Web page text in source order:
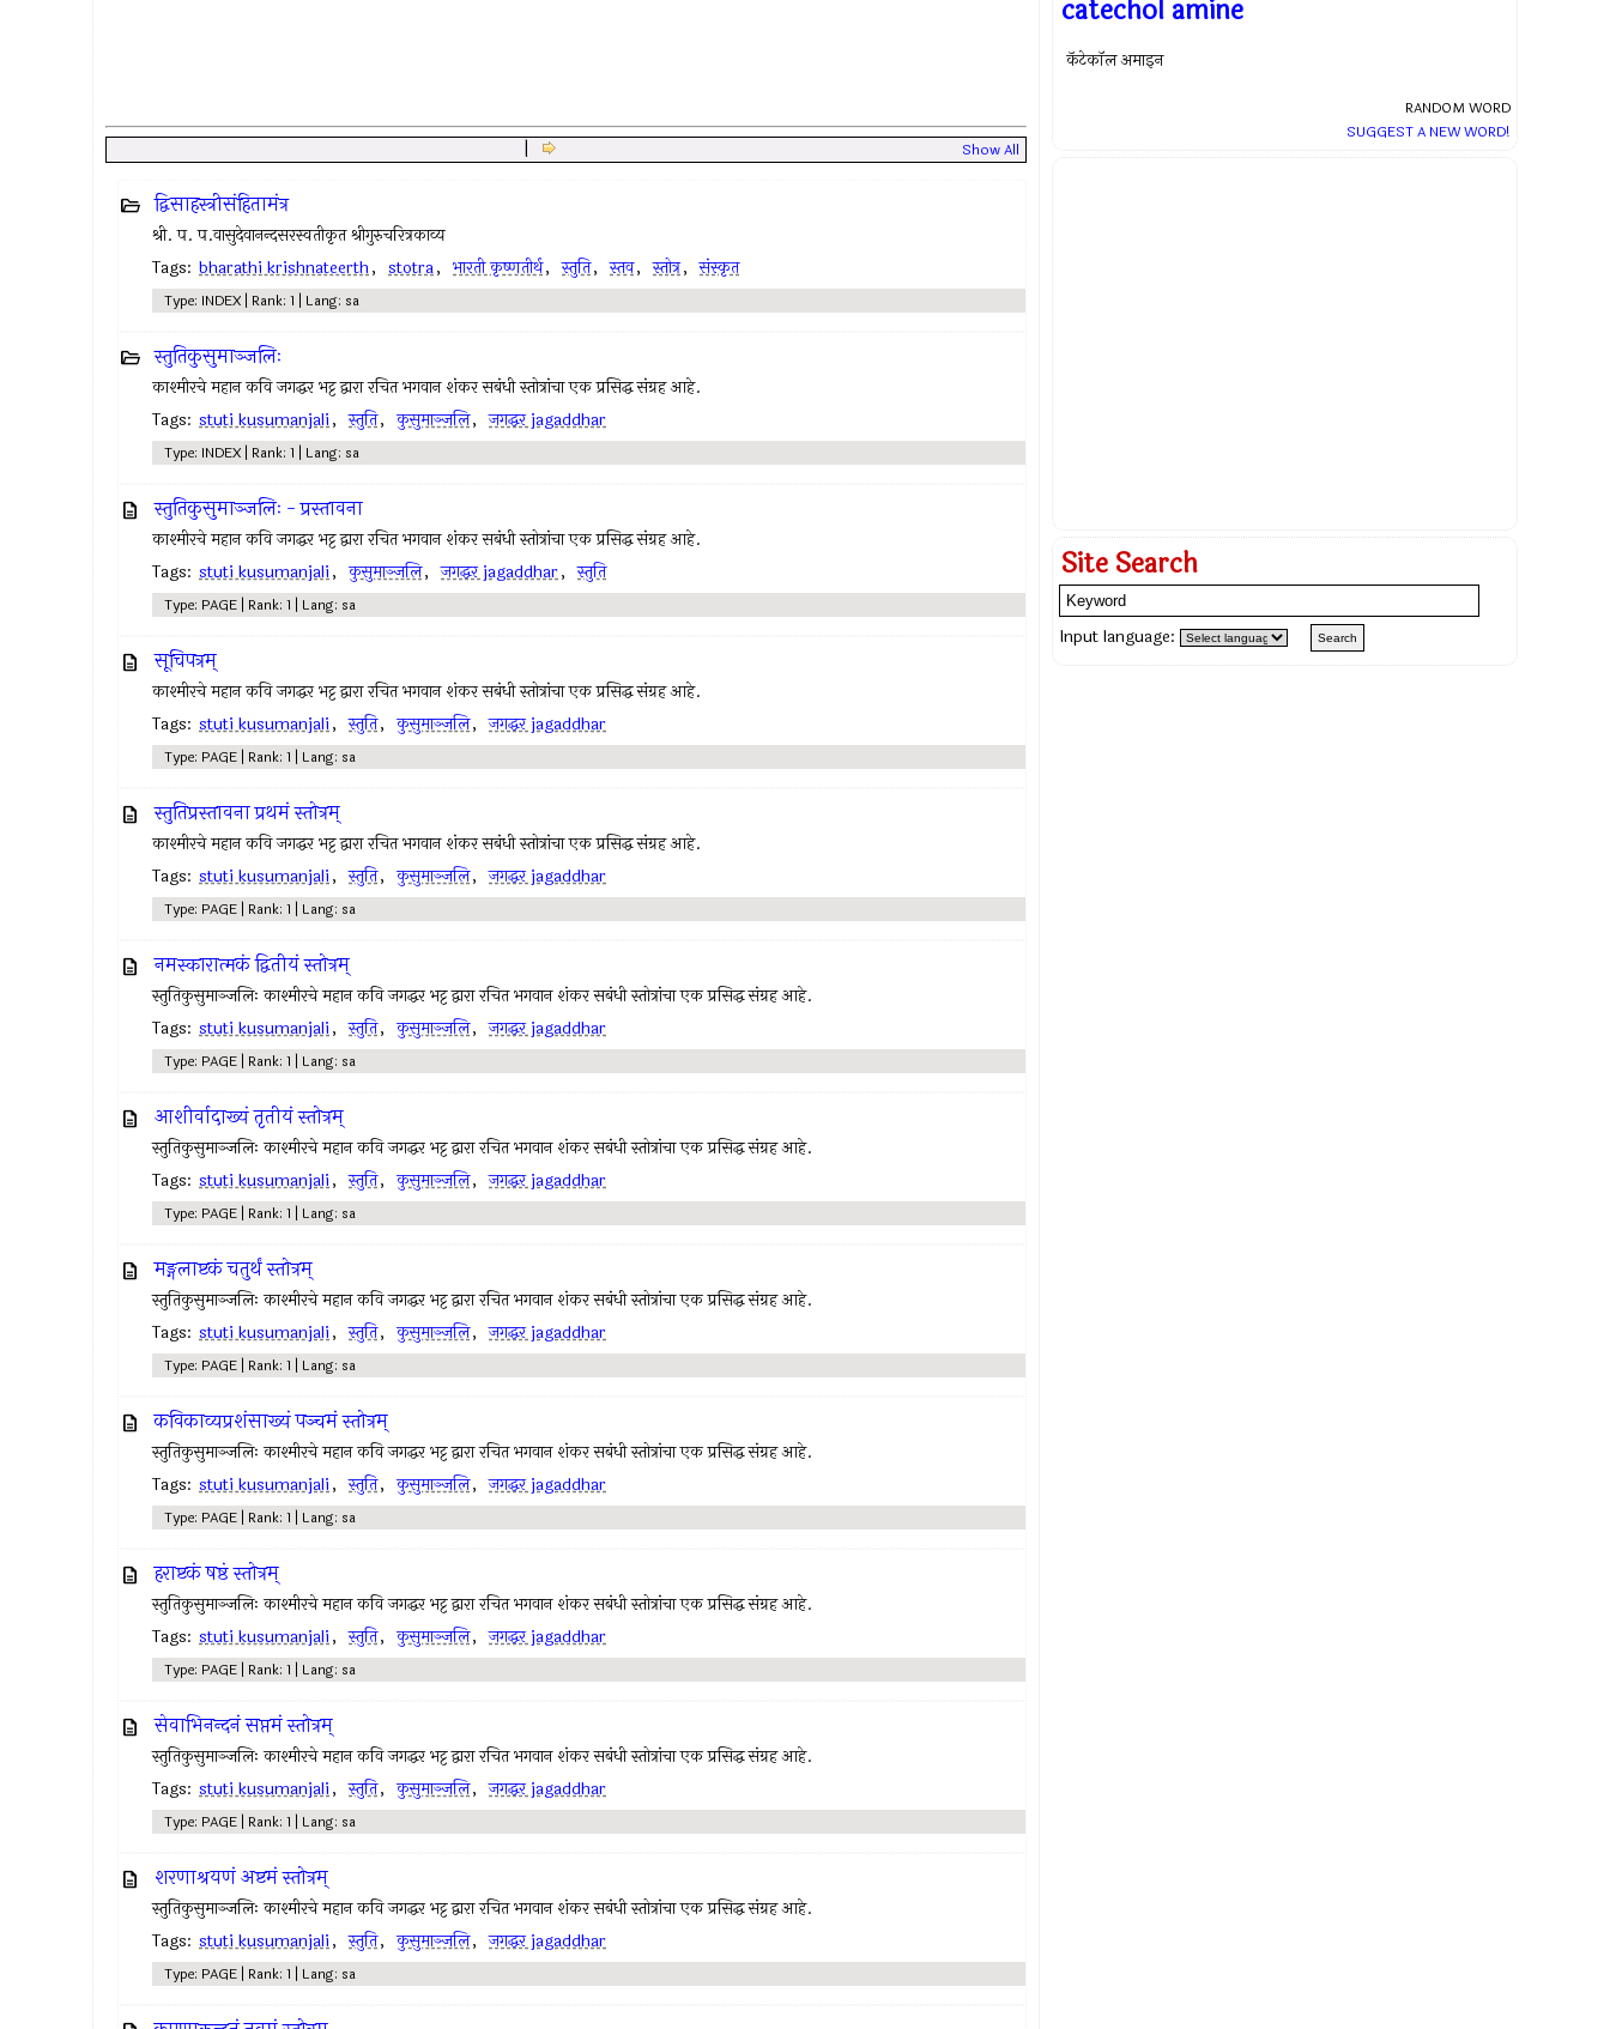
Show All
द्विसाहस्त्रीसंहितामंत्र
श्री. प. प.वासुदेवानन्दसरस्वतीकृत श्रीगुरुचरित्रकाव्य
Tags: bharathi krishnateerth, stotra, भारती कृष्णतीर्थ, स्तुति, स्तव, स्तोत्र, संस्कृत
Type: INDEX | Rank: 1 | Lang: sa
स्तुतिकुसुमाञ्जलिः
काश्मीरचे महान कवि जगद्धर भट्ट द्वारा रचित भगवान शंकर सबंधी स्तोत्रांचा एक प्रसिद्ध संग्रह आहे.
Tags: stuti kusumanjali, स्तुति, कुसुमाञ्जलि, जगद्धर jagaddhar
Type: INDEX | Rank: 1 | Lang: sa
स्तुतिकुसुमाञ्जलिः - प्रस्तावना
काश्मीरचे महान कवि जगद्धर भट्ट द्वारा रचित भगवान शंकर सबंधी स्तोत्रांचा एक प्रसिद्ध संग्रह आहे.
Tags: stuti kusumanjali, कुसुमाञ्जलि, जगद्धर jagaddhar, स्तुति
Type: PAGE | Rank: 1 | Lang: sa
सूचिपत्रम्
काश्मीरचे महान कवि जगद्धर भट्ट द्वारा रचित भगवान शंकर सबंधी स्तोत्रांचा एक प्रसिद्ध संग्रह आहे.
Tags: stuti kusumanjali, स्तुति, कुसुमाञ्जलि, जगद्धर jagaddhar
Type: PAGE | Rank: 1 | Lang: sa
स्तुतिप्रस्तावना प्रथमं स्तोत्रम्
काश्मीरचे महान कवि जगद्धर भट्ट द्वारा रचित भगवान शंकर सबंधी स्तोत्रांचा एक प्रसिद्ध संग्रह आहे.
Tags: stuti kusumanjali, स्तुति, कुसुमाञ्जलि, जगद्धर jagaddhar
Type: PAGE | Rank: 1 | Lang: sa
नमस्कारात्मकं द्वितीयं स्तोत्रम्
स्तुतिकुसुमाञ्जलिः काश्मीरचे महान कवि जगद्धर भट्ट द्वारा रचित भगवान शंकर सबंधी स्तोत्रांचा एक प्रसिद्ध संग्रह आहे.
Tags: stuti kusumanjali, स्तुति, कुसुमाञ्जलि, जगद्धर jagaddhar
Type: PAGE | Rank: 1 | Lang: sa
आशीर्वादाख्यं तृतीयं स्तोत्रम्
स्तुतिकुसुमाञ्जलिः काश्मीरचे महान कवि जगद्धर भट्ट द्वारा रचित भगवान शंकर सबंधी स्तोत्रांचा एक प्रसिद्ध संग्रह आहे.
Tags: stuti kusumanjali, स्तुति, कुसुमाञ्जलि, जगद्धर jagaddhar
Type: PAGE | Rank: 1 | Lang: sa
मङ्गलाष्टकं चतुर्थं स्तोत्रम्
स्तुतिकुसुमाञ्जलिः काश्मीरचे महान कवि जगद्धर भट्ट द्वारा रचित भगवान शंकर सबंधी स्तोत्रांचा एक प्रसिद्ध संग्रह आहे.
Tags: stuti kusumanjali, स्तुति, कुसुमाञ्जलि, जगद्धर jagaddhar
Type: PAGE | Rank: 1 | Lang: sa
कविकाव्यप्रशंसाख्यं पञ्चमं स्तोत्रम्
स्तुतिकुसुमाञ्जलिः काश्मीरचे महान कवि जगद्धर भट्ट द्वारा रचित भगवान शंकर सबंधी स्तोत्रांचा एक प्रसिद्ध संग्रह आहे.
Tags: stuti kusumanjali, स्तुति, कुसुमाञ्जलि, जगद्धर jagaddhar
Type: PAGE | Rank: 1 | Lang: sa
हराष्टकं षष्ठं स्तोत्रम्
स्तुतिकुसुमाञ्जलिः काश्मीरचे महान कवि जगद्धर भट्ट द्वारा रचित भगवान शंकर सबंधी स्तोत्रांचा एक प्रसिद्ध संग्रह आहे.
Tags: stuti kusumanjali, स्तुति, कुसुमाञ्जलि, जगद्धर jagaddhar
Type: PAGE | Rank: 1 | Lang: sa
सेवाभिनन्दनं सप्तमं स्तोत्रम्
स्तुतिकुसुमाञ्जलिः काश्मीरचे महान कवि जगद्धर भट्ट द्वारा रचित भगवान शंकर सबंधी स्तोत्रांचा एक प्रसिद्ध संग्रह आहे.
Tags: stuti kusumanjali, स्तुति, कुसुमाञ्जलि, जगद्धर jagaddhar
Type: PAGE | Rank: 1 | Lang: sa
शरणाश्रयणं अष्टमं स्तोत्रम्
स्तुतिकुसुमाञ्जलिः काश्मीरचे महान कवि जगद्धर भट्ट द्वारा रचित भगवान शंकर सबंधी स्तोत्रांचा एक प्रसिद्ध संग्रह आहे.
Tags: stuti kusumanjali, स्तुति, कुसुमाञ्जलि, जगद्धर jagaddhar
Type: PAGE | Rank: 1 | Lang: sa
catechol amine
कॅटेकॉल अमाइन
RANDOM WORD
SUGGEST A NEW WORD!
Site Search
Input language: